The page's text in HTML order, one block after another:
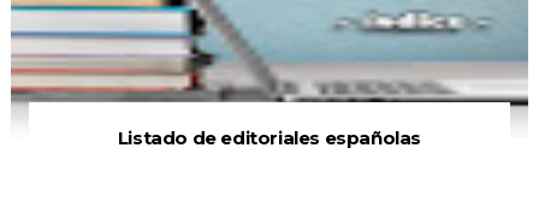
Listado de editoriales españolas